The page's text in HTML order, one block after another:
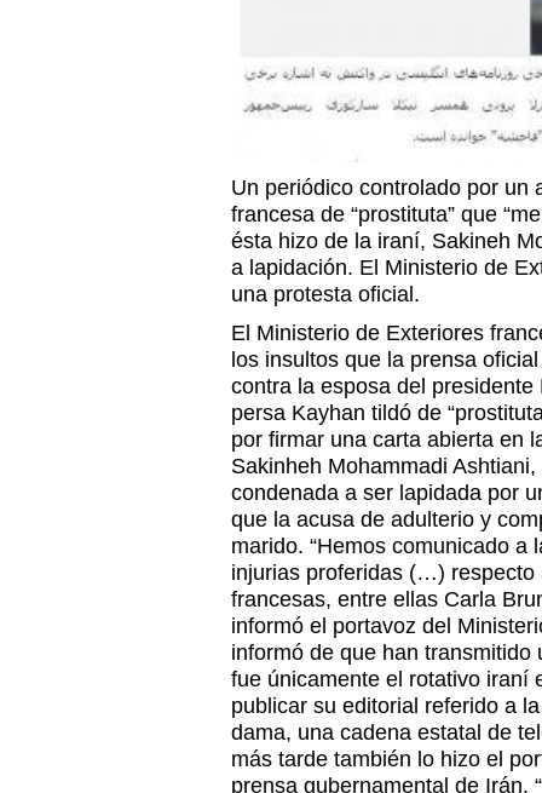
Un periódico controlado por un
francesa de “prostituta” que
ésta hizo de la iraní, Sakineh
a lapidación. El Ministerio de
una protesta oficial.
El Ministerio de Exteriores
los insultos que la prensa
contra la esposa del
persa Kayhan tildó de
por firmar una carta abierta en
Sakinheh Mohammadi
condenada a ser lapidada por
que la acusa de adulterio y
marido. “Hemos comunicado
injurias proferidas (…) respecto
francesas, entre ellas Carla
informó el portavoz del
informó de que han
fue únicamente el rotativo iraní
publicar su editorial referido a
dama, una cadena estatal de
más tarde también lo hizo el
prensa gubernamental de Irán.